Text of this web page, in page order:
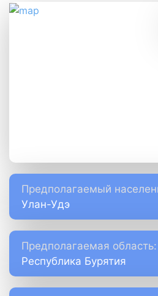
Предполагаемый
Улан-Удэ
Предполагаемая область:
Республика Бурятия